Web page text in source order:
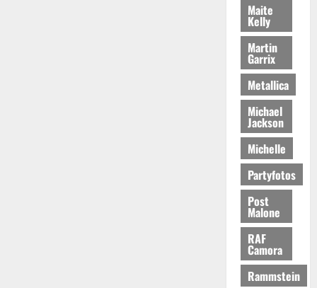
Maite
Kelly
Martin
Garrix
Metallica
Michael
Jackson
Michelle
Partyfotos
Post
Malone
RAF
Camora
Rammstein